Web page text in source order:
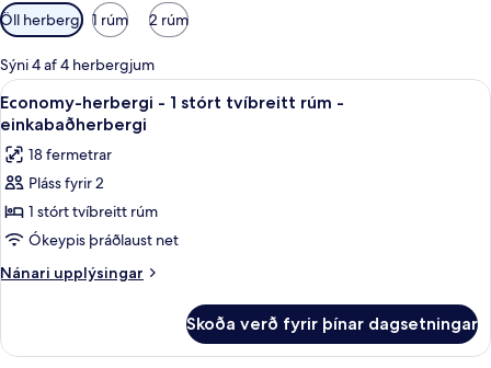
Síur
í
boði
fyrir
herbergi
Öll herbergi 1 rúm 2 rúm
Sýni 4 af 4 herbergjum
Skoða
allar
myndir
fyrir
Economy-
herbergi
-
1
rúm
Economy-herbergi - 1 stórt tvíbreitt
5
Economy-herbergi - 1 stórt tvíbreitt rúm -
einkabaðherbergi
18 fermetrar
Pláss fyrir 2
1 stórt tvíbreitt rúm
Ókeypis þráðlaust net
Nánari upplýsingar
Nánari
herbergi
Skoða verð fyrir þínar dagsetningar